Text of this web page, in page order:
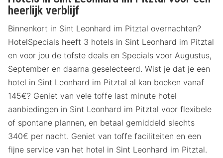
heerlijk verblijf
Binnenkort in Sint Leonhard im Pitztal overnachten?
HotelSpecials heeft 3 hotels in Sint Leonhard im Pitztal
en voor jou de tofste deals en Specials voor Augustus,
September en daarna geselecteerd. Wist je dat je een
hotel in Sint Leonhard im Pitztal al kan boeken vanaf
145€? Geniet van vele toffe last minute hotel
aanbiedingen in Sint Leonhard im Pitztal voor flexibele
of spontane plannen, en betaal gemiddeld slechts
340€ per nacht. Geniet van toffe faciliteiten en een
fijne service van het hotel in Sint Leonhard im Pitztal.